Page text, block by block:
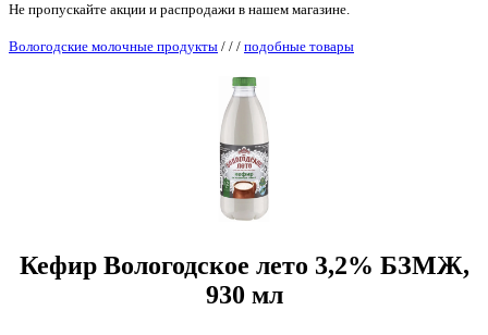
Не пропускайте акции и распродажи в нашем магазине.
Вологодские молочные продукты / / / подобные товары
Кефир Вологодское лето 3,2% БЗМЖ,
930 мл